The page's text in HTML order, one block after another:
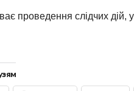
проведення слідчих дій,